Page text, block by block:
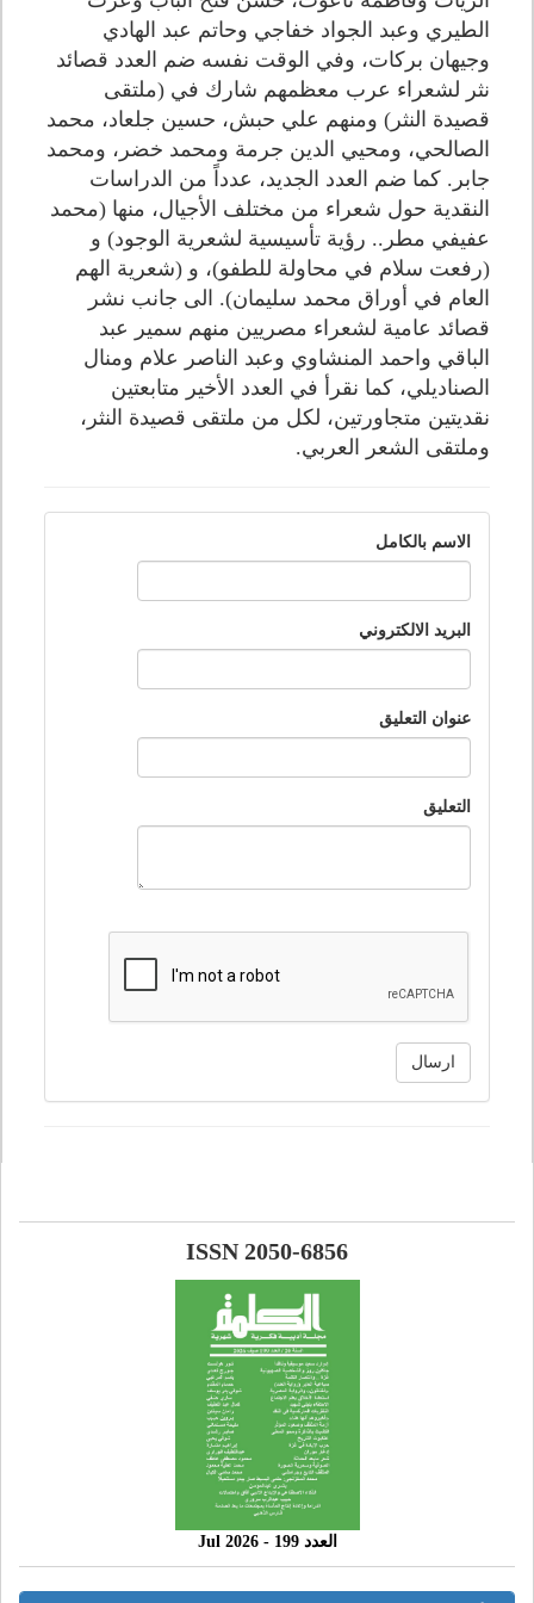
الطيري وعبد الجواد خفاجي وحاتم عبد الهادي
وجيهان بركات، وفي الوقت نفسه ضم العدد قصائد
نثر لشعراء عرب معظمهم شارك في (ملتقى
قصيدة النثر) ومنهم علي حبش، حسين جلعاد، محمد
الصالحي، ومحيي الدين جرمة ومحمد خضر، ومحمد
جابر. كما ضم العدد الجديد، عدداً من الدراسات
النقدية حول شعراء من مختلف الأجيال، منها (محمد
عفيفي مطر.. رؤية تأسيسية لشعرية الوجود) و
(رفعت سلام في محاولة للطفو)، و (شعرية الهم
العام في أوراق محمد سليمان). الى جانب نشر
قصائد عامية لشعراء مصريين منهم سمير عبد
الباقي واحمد المنشاوي وعبد الناصر علام ومنال
الصناديلي، كما نقرأ في العدد الأخير متابعتين
نقديتين متجاورتين، لكل من ملتقى قصيدة النثر،
وملتقى الشعر العربي.
الاسم بالكامل
البريد الالكتروني
عنوان التعليق
التعليق
ارسال
ISSN 2050-6856
العدد 199 - 2026 Jul